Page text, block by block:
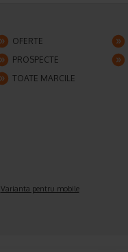
OFERTE
PROSPECTE
TOATE MARCILE
Varianta pentru mobile